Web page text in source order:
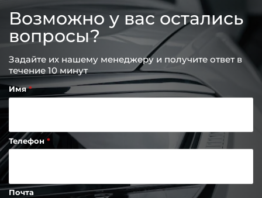
Возможно у вас остались
вопросы?
Задайте их нашему менеджеру и получите ответ в
течение 10 минут
Имя
Телефон
Почта